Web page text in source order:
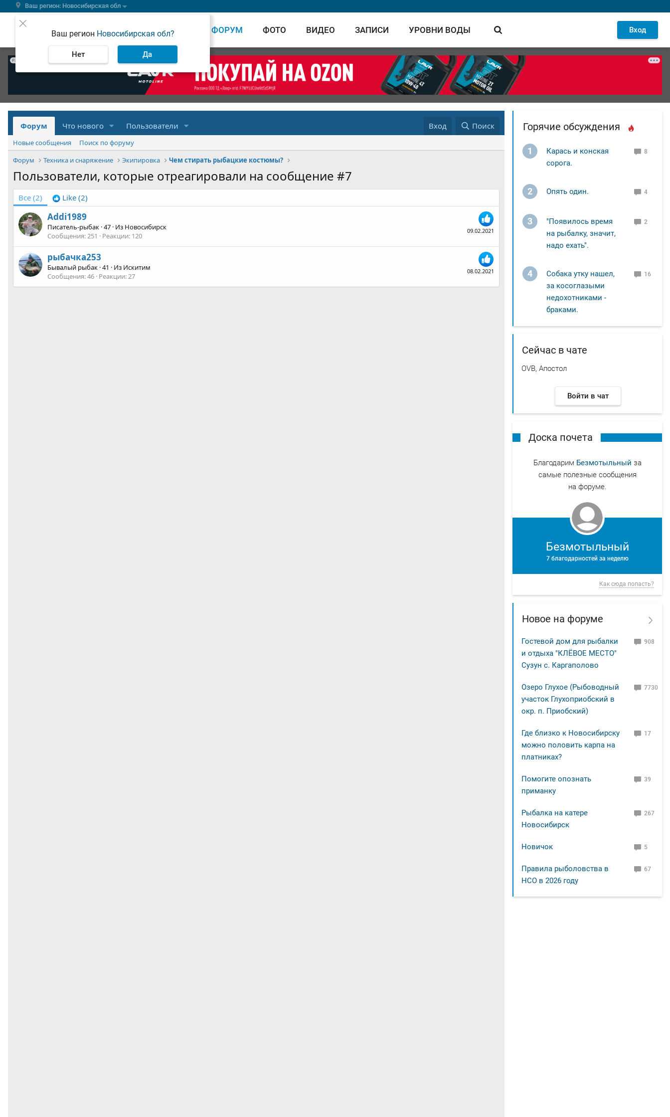
Ваш регион: Новосибирская обл
Ваш регион Новосибирская обл?
Нет Да
ВЕСТИ ФОРУМ ФОТО ВИДЕО ЗАПИСИ УРОВНИ ВОДЫ Вход
РЕКЛАМА
Форум Что нового Пользователи Вход Поиск
Новые сообщения
Поиск по форуму
Форум
Техника и снаряжение Экипировка Чем стирать рыбацкие костюмы?
Пользователи, которые отреагировали на сообщение #7
Все (2) Like (2)
09.02.2021
Addi1989
Писатель-рыбак ·47 · Из Новосибирск
Сообщения 251 Реакции 120
08.02.2021
рыбачка253
Бывалый рыбак ·41 · Из Искитим
Сообщения 46 Реакции 27
Горячие обсуждения
1
Карась и конская
сорога.
8
2 Опять один. 4
3
"Появилось время
на рыбалку, значит,
надо ехать".
2
4
Собака утку нашел,
за косоглазыми
недохотниками -
браками.
16
Сейчас в чате
OVB, Апостол
Войти в чат
Доска почета
Благодарим Безмотыльный за
самые полезные сообщения
на форуме.
Безмотыльный
7 благодарностей за неделю
Как сюда попасть?
Новое на форуме
Гостевой дом для рыбалки
и отдыха "КЛЁВОЕ МЕСТО"
Сузун с. Каргаполово
908
Озеро Глухое (Рыбоводный
участок Глухоприобский в
окр. п. Приобский)
7730
Где близко к Новосибирску
можно половить карпа на
платниках?
17
Помогите опознать
приманку
39
Рыбалка на катере
Новосибирск
267
Новичок 5
Правила рыболовства в
НСО в 2026 году
67